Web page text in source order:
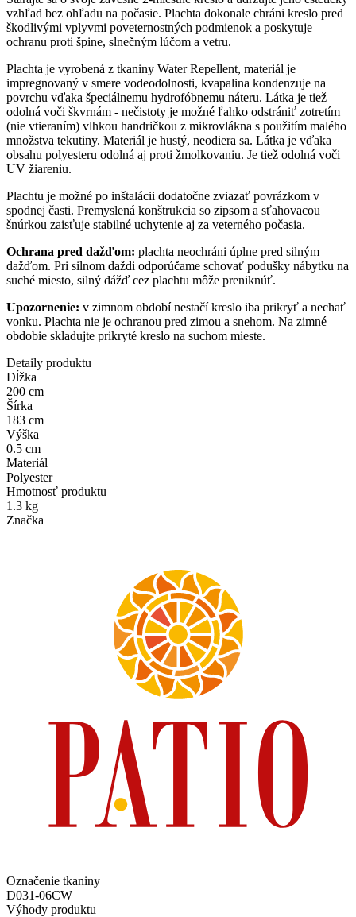
vzhľad bez ohľadu na počasie. Plachta dokonale chráni kreslo pred
škodlivými vplyvmi poveternostných podmienok a poskytuje
ochranu proti špine, slnečným lúčom a vetru.
Plachta je vyrobená z tkaniny Water Repellent, materiál je
impregnovaný v smere vodeodolnosti, kvapalina kondenzuje na
povrchu vďaka špeciálnemu hydrofóbnemu náteru. Látka je tiež
odolná voči škvrnám - nečistoty je možné ľahko odstrániť zotretím
(nie vtieraním) vlhkou handričkou z mikrovlákna s použitím malého
množstva tekutiny. Materiál je hustý, neodiera sa. Látka je vďaka
obsahu polyesteru odolná aj proti žmolkovaniu. Je tiež odolná voči
UV žiareniu.
Plachtu je možné po inštalácii dodatočne zviazať povrázkom v
spodnej časti. Premyslená konštrukcia so zipsom a sťahovacou
šnúrkou zaisťuje stabilné uchytenie aj za veterného počasia.
Ochrana pred dažďom: plachta neochráni úplne pred silným
dažďom. Pri silnom daždi odporúčame schovať podušky nábytku na
suché miesto, silný dážď cez plachtu môže preniknúť.
Upozornenie: v zimnom období nestačí kreslo iba prikryť a nechať
vonku. Plachta nie je ochranou pred zimou a snehom. Na zimné
obdobie skladujte prikryté kreslo na suchom mieste.
Detaily produktu
Dĺžka
200 cm
Šírka
183 cm
Výška
0.5 cm
Materiál
Polyester
Hmotnosť produktu
1.3 kg
Značka
Označenie tkaniny
D031-06CW
Výhody produktu